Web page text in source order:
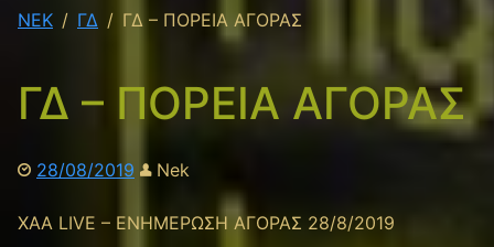
NEK ΓΔ ΓΔ – ΠΟΡΕΙΑ ΑΓΟΡΑΣ
ΓΔ – ΠΟΡΕΙΑ ΑΓΟΡΑΣ
28/08/2019 Nek
XAA LIVE – ΕΝΗΜΕΡΩΣΗ ΑΓΟΡΑΣ 28/8/2019